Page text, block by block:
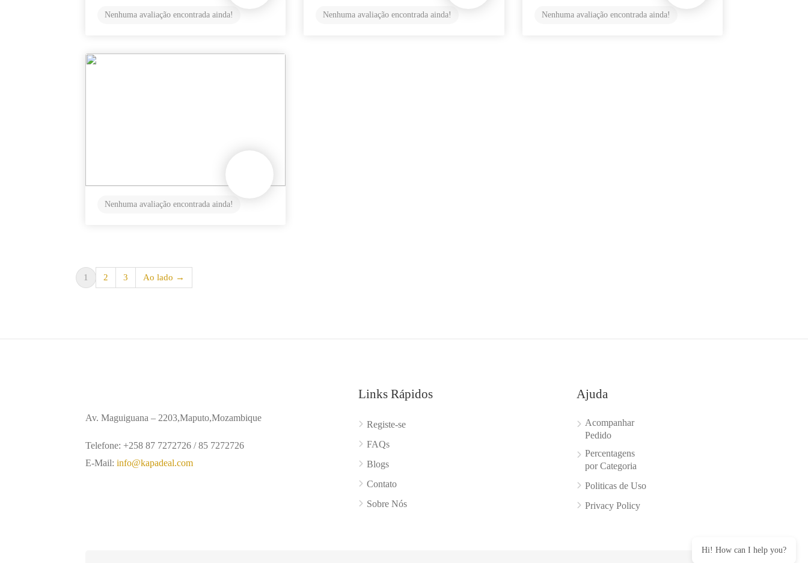
Nenhuma avaliação encontrada ainda! Nenhuma avaliação encontrada ainda! Nenhuma avaliação encontrada ainda!
Nenhuma avaliação encontrada ainda!
1 2 3 Ao lado →
Av. Maguiguana – 2203,Maputo,Mozambique
Telefone: +258 87 7272726 / 85 7272726
E-Mail: info@kapadeal.com
Links Rápidos
Registe-se
FAQs
Blogs
Contato
Sobre Nós
Ajuda
Acompanhar
Pedido
Percentagens
por Categoria
Politicas de Uso
Privacy Policy
Hi! How can I help you?